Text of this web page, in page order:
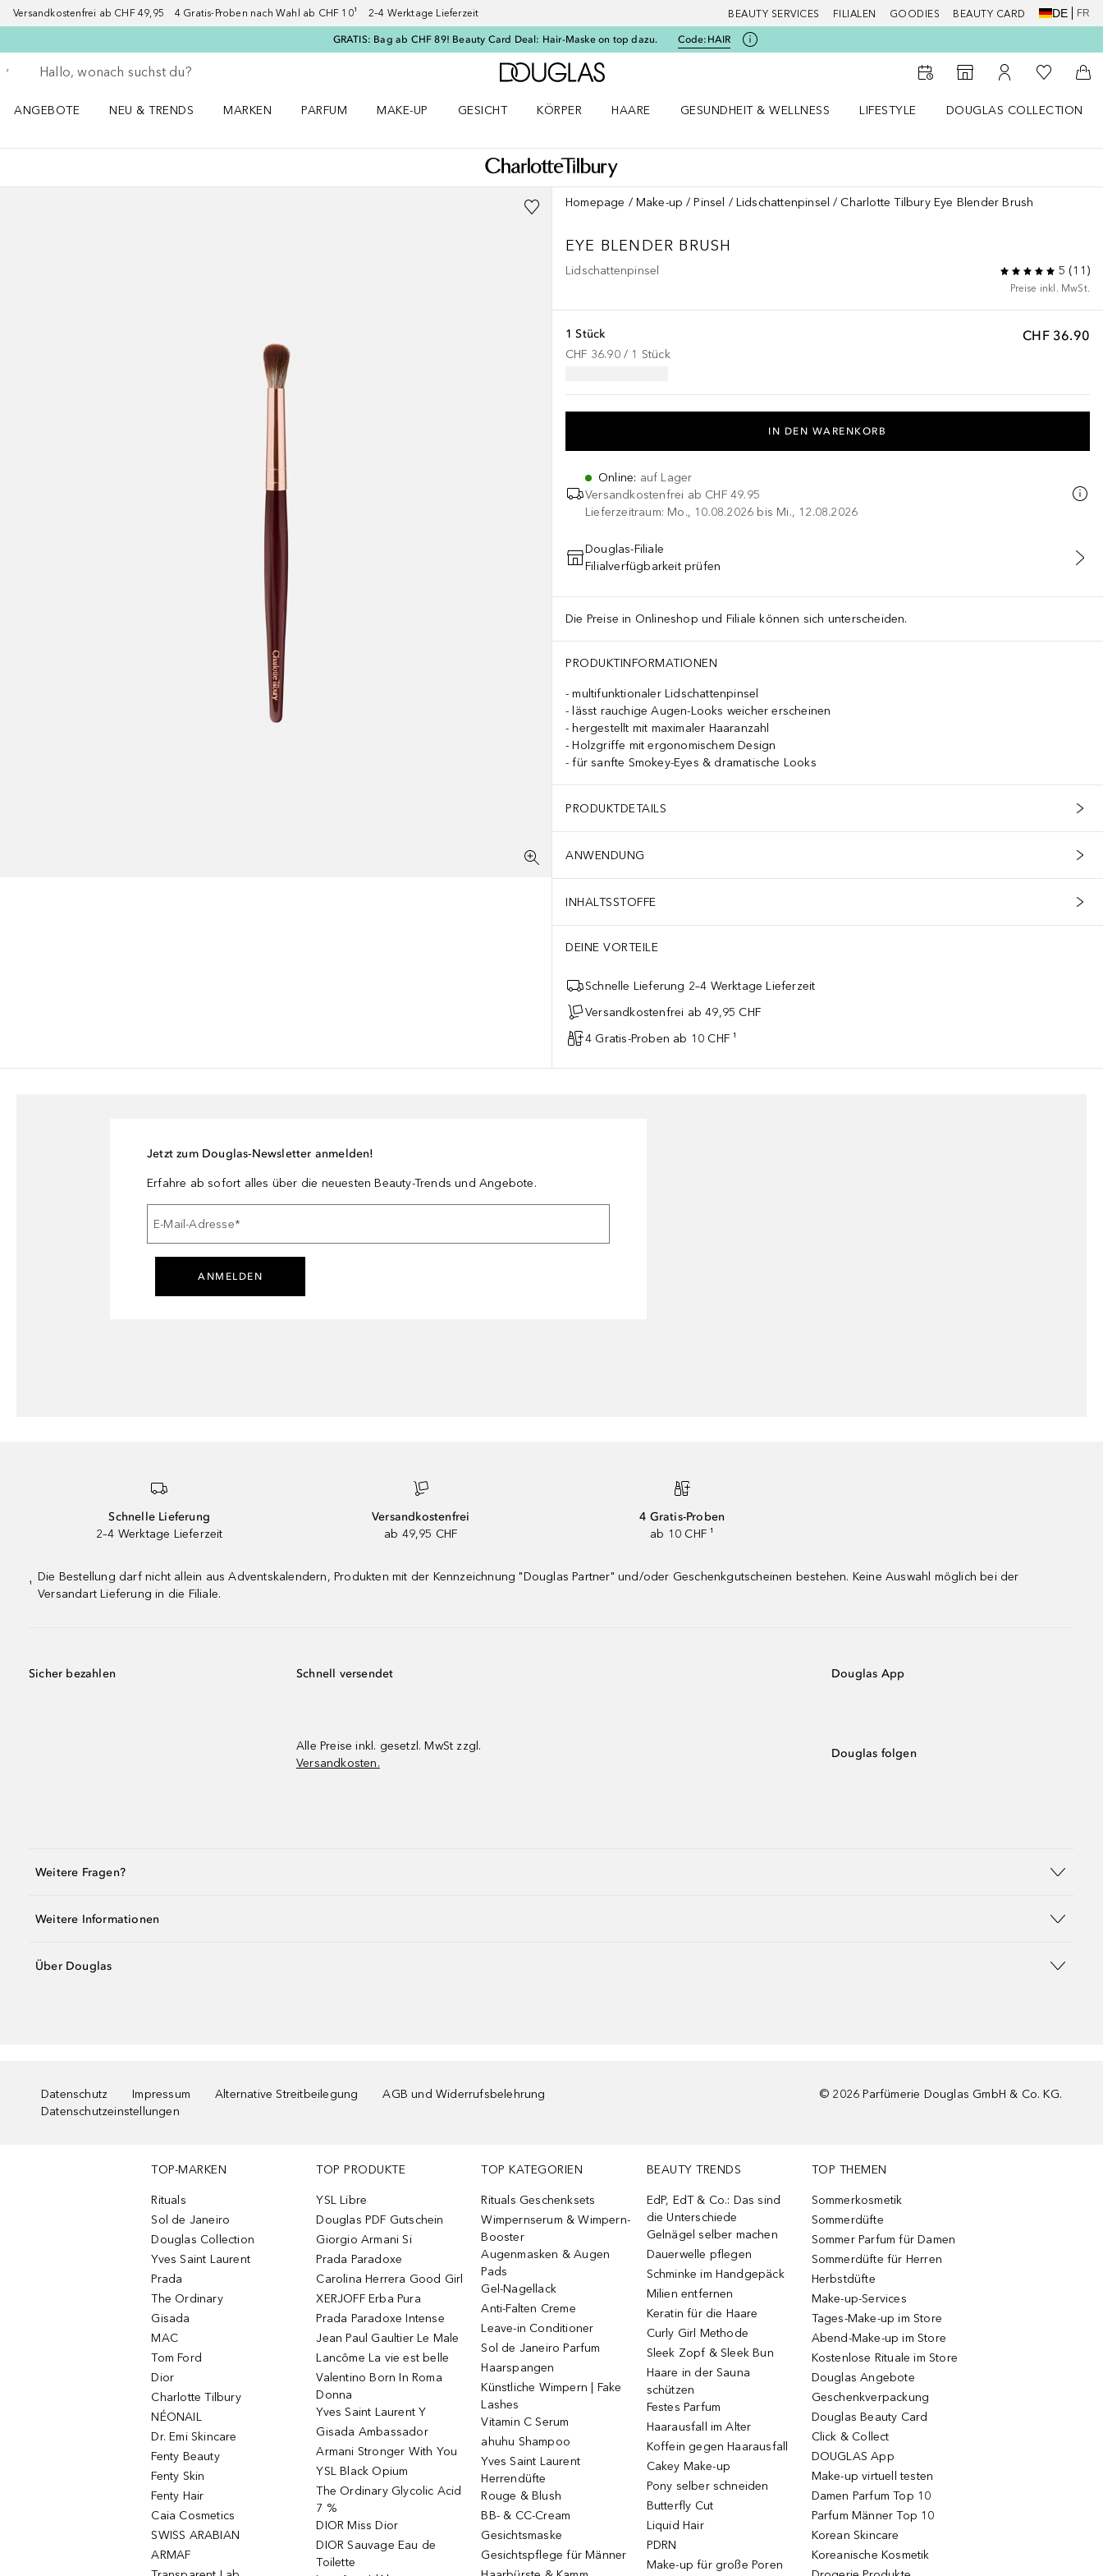
Versandkostenfrei ab CHF 49,95 4 Gratis-Proben nach Wahl ab CHF 10¹ 2–4 Werktage Lieferzeit BEAUTY SERVICES FILIALEN GOODIES BEAUTY CARD DE FR
GRATIS: Bag ab CHF 89! Beauty Card Deal: Hair-Maske on top dazu. Code: HAIR
Gehe zurück
Suche ausführen
Zur Douglas Startseite
Zum Storefinder
Zu Meinem
Zu Meiner
ANGEBOTE
NEU & TRENDS
MARKEN
PARFUM
MAKE-UP
GESICHT
KÖRPER
HAARE
GESUNDHEIT & WELLNESS
LIFESTYLE
DOUGLAS COLLECTION
Homepage Make-up Pinsel Lidschattenpinsel Charlotte Tilbury Eye Blender Brush
EYE BLENDER BRUSH
Lidschattenpinsel 5 (11 )
Preise inkl. MwSt.
CHF 36.90
1 Stück
CHF 36.90 / 1 Stück
IN DEN WARENKORB
Online: auf Lager
Versandkostenfrei ab CHF 49.95
Lieferzeitraum: Mo., 10.08.2026 bis Mi., 12.08.2026
Douglas-Filiale
Filialverfügbarkeit prüfen
Die Preise in Onlineshop und Filiale können sich unterscheiden.
PRODUKTINFORMATIONEN
multifunktionaler Lidschattenpinsel
lässt rauchige Augen-Looks weicher erscheinen
hergestellt mit maximaler Haaranzahl
Holzgriffe mit ergonomischem Design
für sanfte Smokey-Eyes & dramatische Looks
PRODUKTDETAILS
ANWENDUNG
INHALTSSTOFFE
DEINE VORTEILE
Schnelle Lieferung 2–4 Werktage Lieferzeit
Versandkostenfrei ab 49,95 CHF
4 Gratis-Proben ab 10 CHF ¹
Jetzt zum Douglas-Newsletter anmelden!
Erfahre ab sofort alles über die neuesten Beauty-Trends und Angebote.
E-Mail-Adresse*
ANMELDEN
Schnelle Lieferung
2–4 Werktage Lieferzeit
Versandkostenfrei
ab 49,95 CHF
4 Gratis-Proben
ab 10 CHF ¹
¹
Die Bestellung darf nicht allein aus Adventskalendern, Produkten mit der Kennzeichnung "Douglas Partner" und/oder Geschenkgutscheinen bestehen. Keine Auswahl möglich bei der
Versandart Lieferung in die Filiale.
Sicher bezahlen Schnell versendet
Alle Preise inkl. gesetzl. MwSt zzgl.
Versandkosten.
Douglas App
Douglas folgen
Weitere Fragen?
Weitere Informationen
Über Douglas
Datenschutz Impressum Alternative Streitbeilegung
AGB und Widerrufsbelehrung
Datenschutzeinstellungen
© 2026 Parfümerie Douglas GmbH & Co. KG.
TOP-MARKEN
Rituals
Sol de Janeiro
Douglas Collection
Yves Saint Laurent
Prada
The Ordinary
Gisada
MAC
Tom Ford
Dior
Charlotte Tilbury
NÉONAIL
Dr. Emi Skincare
Fenty Beauty
Fenty Skin
Fenty Hair
Caia Cosmetics
SWISS ARABIAN
ARMAF
TOP PRODUKTE
YSL Libre
Douglas PDF Gutschein
Giorgio Armani Si
Prada Paradoxe
Carolina Herrera Good Girl
XERJOFF Erba Pura
Prada Paradoxe Intense
Jean Paul Gaultier Le Male
Lancôme La vie est belle
Valentino Born In Roma
Donna
Yves Saint Laurent Y
Gisada Ambassador
Armani Stronger With You
YSL Black Opium
The Ordinary Glycolic Acid
7 %
DIOR Miss Dior
DIOR Sauvage Eau de
Toilette
TOP KATEGORIEN
Rituals Geschenksets
Wimpernserum & Wimpern-
Booster
Augenmasken & Augen
Pads
Gel-Nagellack
Anti-Falten Creme
Leave-in Conditioner
Sol de Janeiro Parfum
Haarspangen
Künstliche Wimpern | Fake
Lashes
Vitamin C Serum
ahuhu Shampoo
Yves Saint Laurent
Herrendüfte
Rouge & Blush
BB- & CC-Cream
Gesichtsmaske
Gesichtspflege für Männer
BEAUTY TRENDS
EdP, EdT & Co.: Das sind
die Unterschiede
Gelnägel selber machen
Dauerwelle pflegen
Schminke im Handgepäck
Milien entfernen
Keratin für die Haare
Curly Girl Methode
Sleek Zopf & Sleek Bun
Haare in der Sauna
schützen
Festes Parfum
Haarausfall im Alter
Koffein gegen Haarausfall
Cakey Make-up
Pony selber schneiden
Butterfly Cut
Liquid Hair
PDRN
Make-up für große Poren
TOP THEMEN
Sommerkosmetik
Sommerdüfte
Sommer Parfum für Damen
Sommerdüfte für Herren
Herbstdüfte
Make-up-Services
Tages-Make-up im Store
Abend-Make-up im Store
Kostenlose Rituale im Store
Douglas Angebote
Geschenkverpackung
Douglas Beauty Card
Click & Collect
DOUGLAS App
Make-up virtuell testen
Damen Parfum Top 10
Parfum Männer Top 10
Korean Skincare
Koreanische Kosmetik